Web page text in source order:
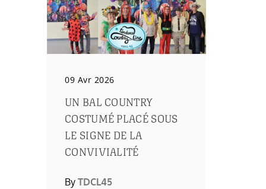
09 Avr 2026
UN BAL COUNTRY
COSTUMÉ PLACÉ SOUS
LE SIGNE DE LA
CONVIVIALITÉ
By TDCL45